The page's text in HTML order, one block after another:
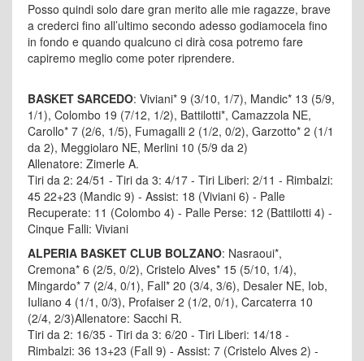
Posso quindi solo dare gran merito alle mie ragazze, brave
a crederci fino all’ultimo secondo adesso godiamocela fino
in fondo e quando qualcuno ci dirà cosa potremo fare
capiremo meglio come poter riprendere.
BASKET SARCEDO: Viviani* 9 (3/10, 1/7), Mandic* 13 (5/9,
1/1), Colombo 19 (7/12, 1/2), Battilotti*, Camazzola NE,
Carollo* 7 (2/6, 1/5), Fumagalli 2 (1/2, 0/2), Garzotto* 2 (1/1
da 2), Meggiolaro NE, Merlini 10 (5/9 da 2)
Allenatore: Zimerle A.
Tiri da 2: 24/51 - Tiri da 3: 4/17 - Tiri Liberi: 2/11 - Rimbalzi:
45 22+23 (Mandic 9) - Assist: 18 (Viviani 6) - Palle
Recuperate: 11 (Colombo 4) - Palle Perse: 12 (Battilotti 4) -
Cinque Falli: Viviani
ALPERIA BASKET CLUB BOLZANO: Nasraoui*,
Cremona* 6 (2/5, 0/2), Cristelo Alves* 15 (5/10, 1/4),
Mingardo* 7 (2/4, 0/1), Fall* 20 (3/4, 3/6), Desaler NE, Iob,
Iuliano 4 (1/1, 0/3), Profaiser 2 (1/2, 0/1), Carcaterra 10
(2/4, 2/3)Allenatore: Sacchi R.
Tiri da 2: 16/35 - Tiri da 3: 6/20 - Tiri Liberi: 14/18 -
Rimbalzi: 36 13+23 (Fall 9) - Assist: 7 (Cristelo Alves 2) -